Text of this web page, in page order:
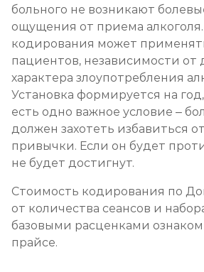
больного не возникают
ощущения от приема
кодирования может
пациентов, независимости от
характера злоупотребления
Установка формируется на
есть одно важное условие –
должен захотеть избавиться
привычки. Если он будет
не будет достигнут.
Стоимость кодирования по
от количества сеансов и
базовыми расценками
прайсе.